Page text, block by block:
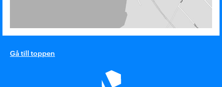
Gå till toppen